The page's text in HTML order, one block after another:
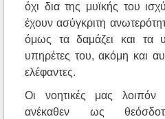
όχι δια της μυϊκής του
έχουν ασύγκριτη
όμως τα δαμάζει και τα
υπηρέτες του, ακόμη και
ελέφαντες.
Οι νοητικές μας λοιπόν
ανέκαθεν ως